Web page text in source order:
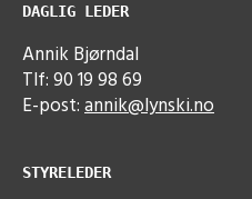
DAGLIG LEDER
Annik Bjørndal
Tlf: 90 19 98 69
E-post:annik@lynski.no
STYRELEDER